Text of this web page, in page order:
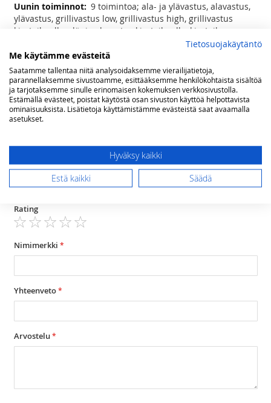
9 toimintoa; ala- ja ylävastus, alavastus,
ylävastus, grillivastus low, grillivastus high, grillivastus
kiertoilmalla, ylä- ja alavastus kiertoilmalla, kiertoilma,
72 litraa
1 kpl uuniritilä, 1 kpl uuniritilä syvällä
uunipellillä, 1pari teleskooppi kiskoja
50-240°C
Olet arvostelemassa:
LOFRA kaasuliesi 70 MAXIMA sähköuunilla, rst
Rating
star
stars
stars
stars
stars
Nimimerkki
Yhteenveto
Arvostelu
Tietosuojakäytäntö
Me käytämme evästeitä
Saatamme tallentaa niitä analysoidaksemme vierailijatietoja,
parannellaksemme sivustoamme, esittääksemme henkilökohtaista sisältöä
ja tarjotaksemme sinulle erinomaisen kokemuksen verkkosivustolla.
Estämällä evästeet, poistat käytöstä osan sivuston käyttöä helpottavista
ominaisuuksista. Lisätietoja käyttämistämme evästeistä saat avaamalla
asetukset.
Hyväksy kaikki
Estä kaikki Säädä